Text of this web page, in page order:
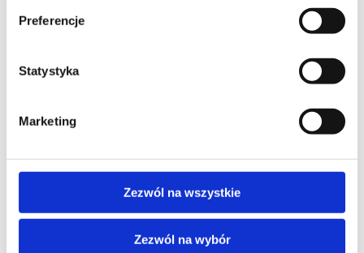
Preferencje
Statystyka
Marketing
Zezwól na wszystkie
Zezwól na wybór
Agnus EDGAR piaskowy